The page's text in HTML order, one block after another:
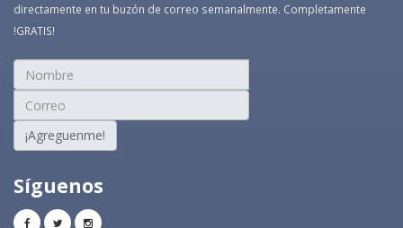
directamente en tu buzón de correo semanalmente. Completamente
!GRATIS!
¡Agreguenme!
Síguenos